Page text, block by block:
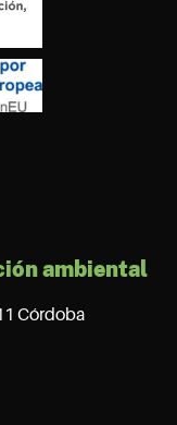
ambiental
Córdoba